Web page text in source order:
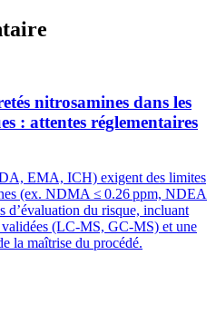
nitrosamines dans les
: attentes réglementaires
EMA, ICH) exigent des limites
(ex. NDMA ≤ 0.26 ppm, NDEA
d’évaluation du risque, incluant
(LC‑MS, GC‑MS) et une
la maîtrise du procédé.